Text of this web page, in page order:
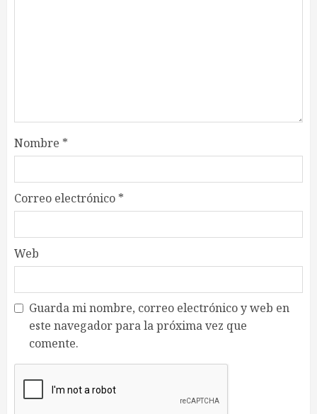
Nombre *
Correo electrónico *
Web
Guarda mi nombre, correo electrónico y web en
este navegador para la próxima vez que
comente.